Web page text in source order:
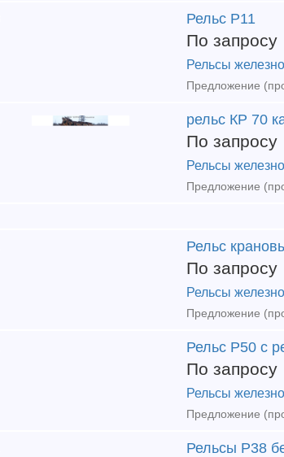
Рельс Р11
По запросу
Рельсы
Предложение
рельс КР 70
По запросу
Рельсы
Предложение
Рельс
По запросу
Рельсы
Рельс Р50 с
По запросу
Рельсы
Предложение
Рельсы Р38